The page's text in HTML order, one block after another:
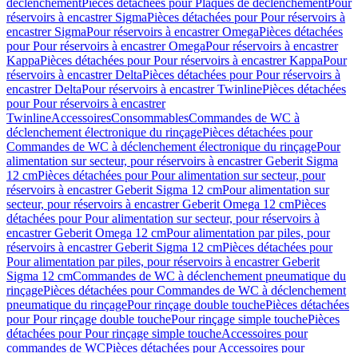
déclenchementPièces détachées pour Plaques de déclenchementPour
réservoirs à encastrer SigmaPièces détachées pour Pour réservoirs à
encastrer SigmaPour réservoirs à encastrer OmegaPièces détachées
pour Pour réservoirs à encastrer OmegaPour réservoirs à encastrer
KappaPièces détachées pour Pour réservoirs à encastrer KappaPour
réservoirs à encastrer DeltaPièces détachées pour Pour réservoirs à
encastrer DeltaPour réservoirs à encastrer TwinlinePièces détachées
pour Pour réservoirs à encastrer
TwinlineAccessoiresConsommablesCommandes de WC à
déclenchement électronique du rinçagePièces détachées pour
Commandes de WC à déclenchement électronique du rinçagePour
alimentation sur secteur, pour réservoirs à encastrer Geberit Sigma
12 cmPièces détachées pour Pour alimentation sur secteur, pour
réservoirs à encastrer Geberit Sigma 12 cmPour alimentation sur
secteur, pour réservoirs à encastrer Geberit Omega 12 cmPièces
détachées pour Pour alimentation sur secteur, pour réservoirs à
encastrer Geberit Omega 12 cmPour alimentation par piles, pour
réservoirs à encastrer Geberit Sigma 12 cmPièces détachées pour
Pour alimentation par piles, pour réservoirs à encastrer Geberit
Sigma 12 cmCommandes de WC à déclenchement pneumatique du
rinçagePièces détachées pour Commandes de WC à déclenchement
pneumatique du rinçagePour rinçage double touchePièces détachées
pour Pour rinçage double touchePour rinçage simple touchePièces
détachées pour Pour rinçage simple toucheAccessoires pour
commandes de WCPièces détachées pour Accessoires pour